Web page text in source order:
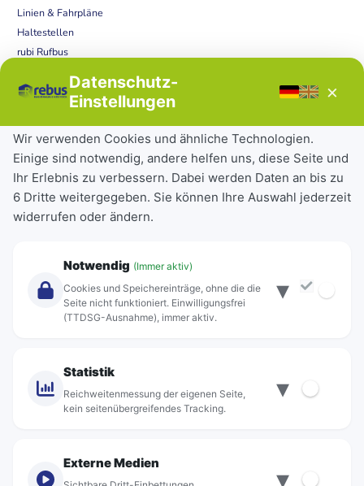
Linien & Fahrpläne
Haltestellen
rubi Rufbus
Störungen
Tickets & Tarife
Deutschlandticket
Schülerkarte
Einzeltickets
Abonnements
Über Rebus
Standorte
Datenschutz-
Einstellungen
×
Wir verwenden Cookies und ähnliche Technologien.
Einige sind notwendig, andere helfen uns, diese Seite und
Ihr Erlebnis zu verbessern. Dabei werden Daten an bis zu
6 Dritte weitergegeben. Sie können Ihre Auswahl jederzeit
widerrufen oder ändern.
Notwendig (Immer aktiv)
Cookies und Speichereinträge, ohne die die
Seite nicht funktioniert. Einwilligungsfrei
(TTDSG-Ausnahme), immer aktiv.
▾
Statistik
Reichweitenmessung der eigenen Seite,
kein seitenübergreifendes Tracking.
▾
Externe Medien
▾